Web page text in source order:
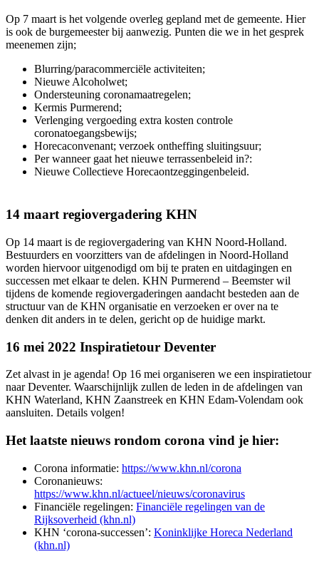
Op 7 maart is het volgende overleg gepland met de gemeente. Hier
is ook de burgemeester bij aanwezig. Punten die we in het gesprek
meenemen zijn;
Blurring/paracommerciële activiteiten;
Nieuwe Alcoholwet;
Ondersteuning coronamaatregelen;
Kermis Purmerend;
Verlenging vergoeding extra kosten controle
coronatoegangsbewijs;
Horecaconvenant; verzoek ontheffing sluitingsuur;
Per wanneer gaat het nieuwe terrassenbeleid in?:
Nieuwe Collectieve Horecaontzeggingenbeleid.
14 maart regiovergadering KHN
Op 14 maart is de regiovergadering van KHN Noord-Holland.
Bestuurders en voorzitters van de afdelingen in Noord-Holland
worden hiervoor uitgenodigd om bij te praten en uitdagingen en
successen met elkaar te delen. KHN Purmerend – Beemster wil
tijdens de komende regiovergaderingen aandacht besteden aan de
structuur van de KHN organisatie en verzoeken er over na te
denken dit anders in te delen, gericht op de huidige markt.
16 mei 2022 Inspiratietour Deventer
Zet alvast in je agenda! Op 16 mei organiseren we een inspiratietour
naar Deventer. Waarschijnlijk zullen de leden in de afdelingen van
KHN Waterland, KHN Zaanstreek en KHN Edam-Volendam ook
aansluiten. Details volgen!
Het laatste nieuws rondom corona vind je hier:
Corona informatie: https://www.khn.nl/corona
Coronanieuws:
https://www.khn.nl/actueel/nieuws/coronavirus
Financiële regelingen: Financiële regelingen van de
Rijksoverheid (khn.nl)
KHN ‘corona-successen’: Koninklijke Horeca Nederland
(khn.nl)